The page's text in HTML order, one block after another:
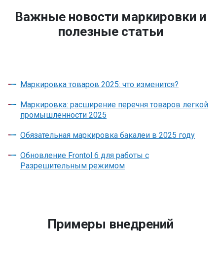
Важные новости маркировки и
полезные статьи
Маркировка товаров 2025: что изменится?
Маркировка: расширение перечня товаров легкой
промышленности 2025
Обязательная маркировка бакалеи в 2025 году
Обновление Frontol 6 для работы с
Разрешительным режимом
Примеры внедрений